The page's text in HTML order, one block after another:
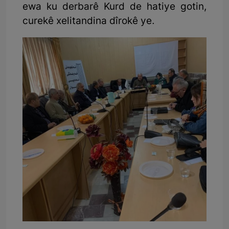
ewa ku derbarê Kurd de hatiye gotin,
curekê xelitandina dîrokê ye.